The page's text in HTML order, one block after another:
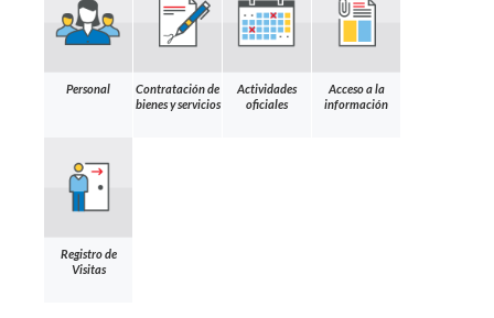
Personal
Contratación de
bienes y servicios
Actividades
oficiales
Acceso a la
información
Registro de
Visitas